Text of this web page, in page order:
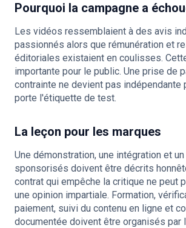
Pourquoi la campagne a
Les vidéos ressemblaient à des avis
passionnés alors que rémunération et
éditoriales existaient en coulisses.
importante pour le public. Une prise de
contrainte ne devient pas indépendante
porte l'étiquette de test.
La leçon pour les marques
Une démonstration, une intégration et
sponsorisés doivent être décrits
contrat qui empêche la critique ne peut
une opinion impartiale. Formation,
paiement, suivi du contenu en ligne et
documentée doivent être organisés par